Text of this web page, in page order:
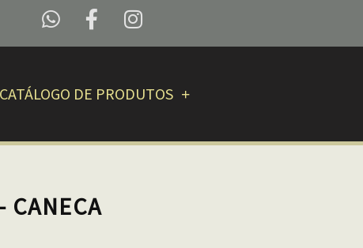
CATÁLOGO DE PRODUTOS